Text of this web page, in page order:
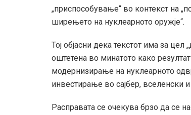
„приспособување“ во контекст на
ширењето на нуклеарното оружје“.
Тој објасни дека текстот има за
оштетена во минатото како
модернизирање на нуклеарното
инвестирање во сајбер, вселенски
Расправата се очекува брзо да се